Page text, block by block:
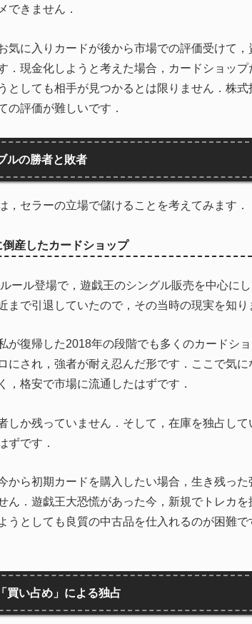
できません．
気に入りカードが後から市場での評価受けて
．現金化しようと考えた場合，カードショッ
としても相手が見つかるとは限りません．株
の評価が難しいです．
ルの勝者と敗者
，セラーの立場で儲けることを考えてみます．
産したカードショップ
ール登場で，遊戯王のシングル販売を中心に
まで引退していたので，その当時の現実を知り
が復帰した2018年の段階でも多くのカードシ
にされ，強者が耐え忍んだ形です．ここで気
，格安で市場に流通したはずです．
しか残っていません．そして，在庫を独占し
ずです．
から初期カードを購入したい場合，生き残っ
ん．遊戯王大恐慌があった今，新規でトレカ
うとしても良質の中古品を仕入れるのが困難
買い占め」による独占